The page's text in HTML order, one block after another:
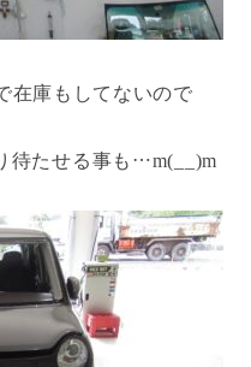
在庫もしてないので
待たせる事も…m(__)m